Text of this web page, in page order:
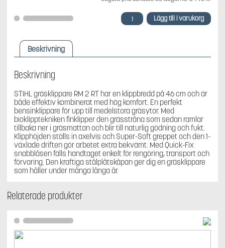
STIHL
RM
Gräsklippare
Lägg till i varukorg
Beskrivning
Beskrivning
STIHL gräsklippare RM 2 RT har en klippbredd på 46 cm och är
både effektiv kombinerat med hög komfort. En perfekt
bensinklippare för upp till medelstora gräsytor. Med
bioklipptekniken finklipper den grässtråna som sedan ramlar
tillbaka ner i gräsmattan och blir till naturlig gödning och fukt.
Klipphöjden ställs in axelvis och Super-Soft greppet och den 1-
växlade driften gör arbetet extra bekvämt. Med Quick-Fix
snabblåsen fälls handtaget enkelt för rengöring, transport och
förvaring. Den kraftiga stålplåtskåpan ger dig en gräsklippare
som håller under många långa år.
Relaterade produkter